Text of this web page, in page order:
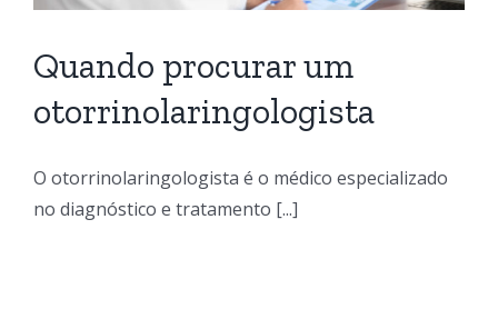
Quando procurar um
otorrinolaringologista
O otorrinolaringologista é o médico especializado
no diagnóstico e tratamento [...]